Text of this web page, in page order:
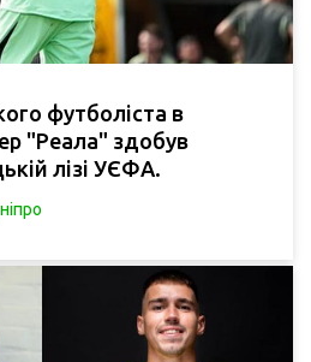
футболіста в
"Реала" здобув
лізі УЄФА.